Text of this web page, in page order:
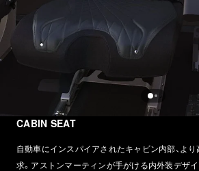
CABIN SEAT
自動車にインスパイアされたキャビン内部、よ
求。アストンマーティンが手がける内外装デザ